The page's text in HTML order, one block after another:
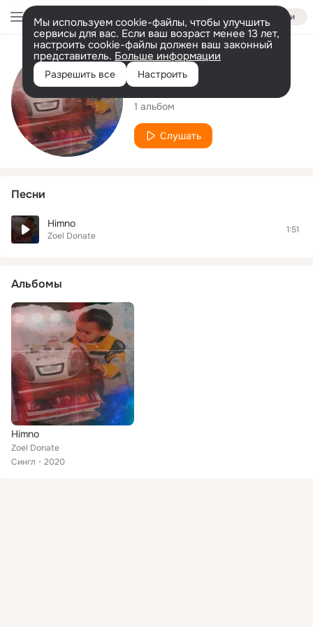
Войти
Мы используем cookie-файлы, чтобы улучшить
сервисы для вас. Если ваш возраст менее 13 лет,
настроить cookie-файлы должен ваш законный
представитель. Больше информации
Разрешить все Настроить
Исполнитель
Zoel Donate
1 альбом
Слушать
Песни
Himno
Zoel Donate
1:51
Альбомы
Himno
Zoel Donate
Сингл
2020